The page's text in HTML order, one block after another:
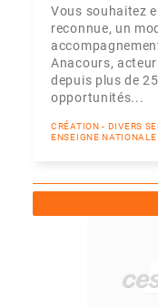
Vous souhaitez
reconnue, un
Anacours,
depuis plus de
opportunités...
CRÉATION - DIVERS
ENSEIGNE NATIONALE